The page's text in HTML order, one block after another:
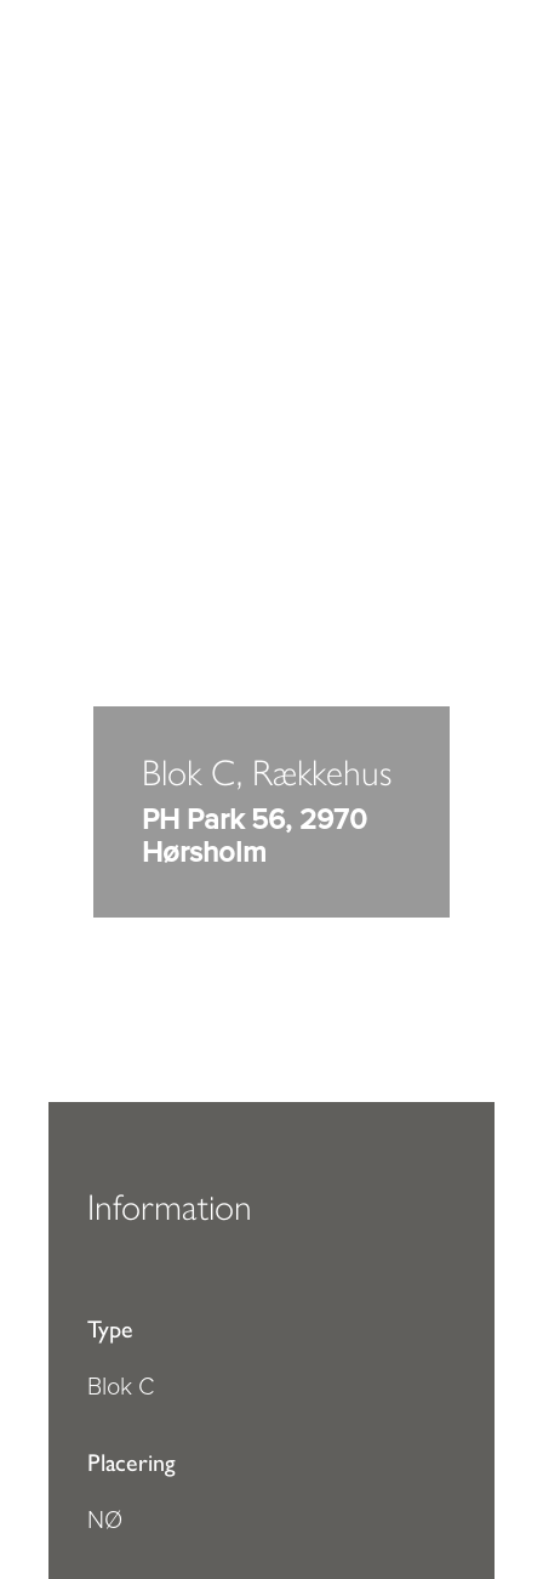
Blok C, Rækkehus
PH Park 56, 2970
Hørsholm
Information
Type
Blok C
Placering
NØ